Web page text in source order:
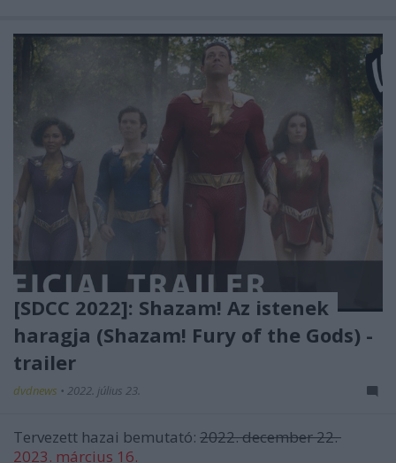
[SDCC 2022]: Shazam! Az istenek
haragja (Shazam! Fury of the Gods) -
trailer
dvdnews • 2022. július 23.
Tervezett hazai bemutató: 2022. december 22.
2023. március 16.